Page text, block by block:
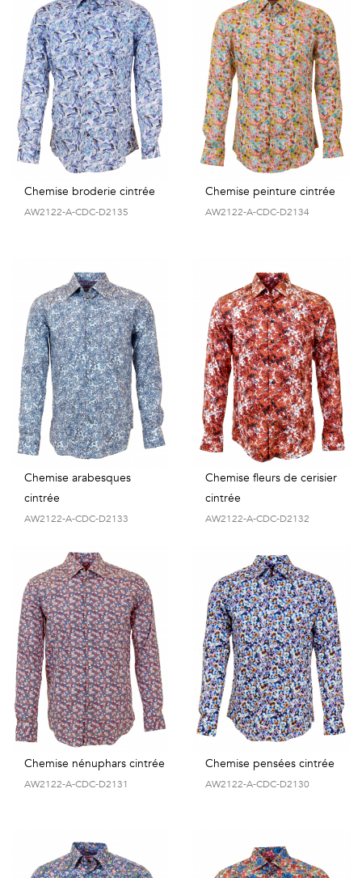
Chemise broderie cintrée
AW2122-A-CDC-D2135
Chemise peinture cintrée
AW2122-A-CDC-D2134
Chemise arabesques
cintrée
AW2122-A-CDC-D2133
Chemise fleurs de cerisier
cintrée
AW2122-A-CDC-D2132
Chemise nénuphars cintrée
AW2122-A-CDC-D2131
Chemise pensées cintrée
AW2122-A-CDC-D2130